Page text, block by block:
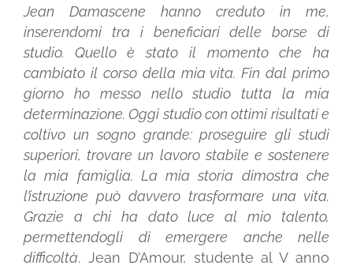
Jean Damascene hanno creduto in me,
inserendomi tra i beneficiari delle borse di
studio. Quello è stato il momento che ha
cambiato il corso della mia vita. Fin dal primo
giorno ho messo nello studio tutta la mia
determinazione. Oggi studio con ottimi risultati e
coltivo un sogno grande: proseguire gli studi
superiori, trovare un lavoro stabile e sostenere
la mia famiglia. La mia storia dimostra che
l’istruzione può davvero trasformare una vita.
Grazie a chi ha dato luce al mio talento,
permettendogli di emergere anche nelle
difficoltà. Jean D’Amour, studente al V anno